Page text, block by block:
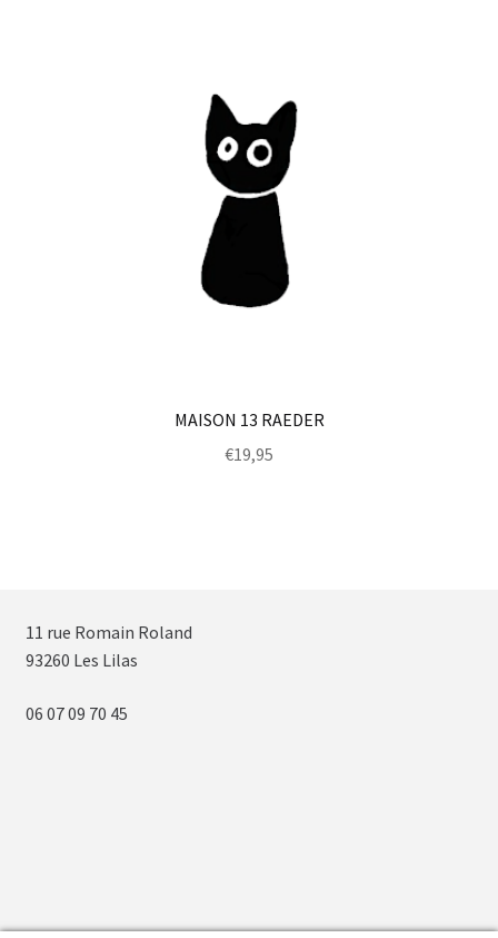
MAISON 13 RAEDER
€19,95
11 rue Romain Roland
93260 Les Lilas
06 07 09 70 45